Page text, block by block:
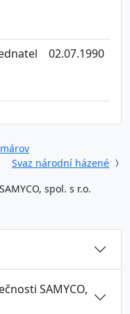
02.07.1990
Svaz národní házené
SAMYCO, spol. s r.o.
SAMYCO,